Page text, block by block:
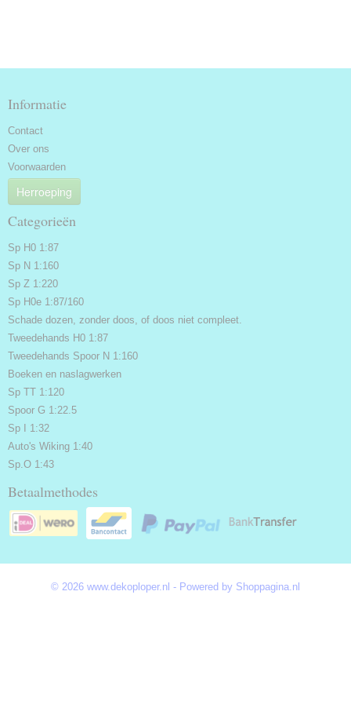
Informatie
Contact
Over ons
Voorwaarden
Herroeping
Categorieën
Sp H0 1:87
Sp N 1:160
Sp Z 1:220
Sp H0e 1:87/160
Schade dozen, zonder doos, of doos niet compleet.
Tweedehands H0 1:87
Tweedehands Spoor N 1:160
Boeken en naslagwerken
Sp TT 1:120
Spoor G 1:22.5
Sp I 1:32
Auto's Wiking 1:40
Sp.O 1:43
Betaalmethodes
© 2026 www.dekoploper.nl - Powered by Shoppagina.nl